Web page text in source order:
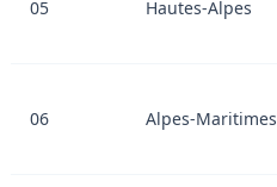
05 Hautes-Alpes
06 Alpes-Maritimes